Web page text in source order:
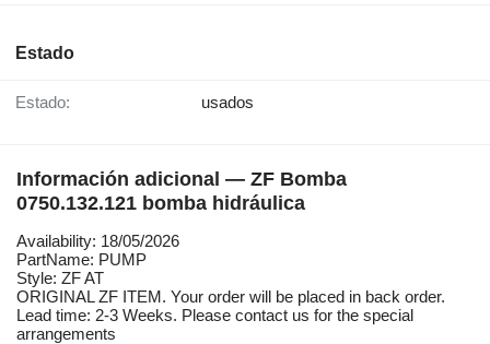
Estado
Estado: usados
Información adicional — ZF Bomba
0750.132.121 bomba hidráulica
Availability: 18/05/2026
PartName: PUMP
Style: ZF AT
ORIGINAL ZF ITEM. Your order will be placed in back order.
Lead time: 2-3 Weeks. Please contact us for the special
arrangements